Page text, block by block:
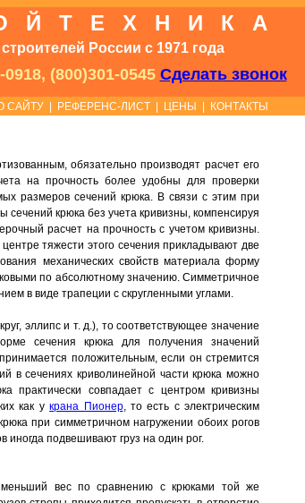
России с 1971 года
(800)301-0545 Сделать звонок
САЙТУ РЕФЕРЕНС-ЛИСТ ЦЕНЫ
КОНТАКТЫ
обязательно производят расчет его
на прочность более удобны для проверки
размеров сечений крюка. В связи с этим при
крюка без учета кривизны, компенсируя
расчет на прочность с учетом кривизны.
тяжести этого сечения прикладывают две
механических свойств материала форму
по абсолютному значению. Симметричное
в виде трапеции с скругленными углами.
эллипс и т. д.), то соответствующее значение
сечения крюка для получения значений
положительным, если он стремится
в сечениях криволинейной части крюка можно
практически совпадает с центром кривизны
как украна Пионер, то есть с электрическим
при симметричном нагружении обоих рогов
иногда подвешивают груз на один рог.
меньший вес по сравнению с крюками той же